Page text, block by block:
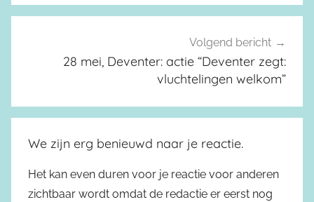
Volgend bericht
28 mei, Deventer: actie “Deventer zegt:
vluchtelingen welkom”
We zijn erg benieuwd naar je reactie.
Het kan even duren voor je reactie voor anderen
zichtbaar wordt omdat de redactie er eerst nog